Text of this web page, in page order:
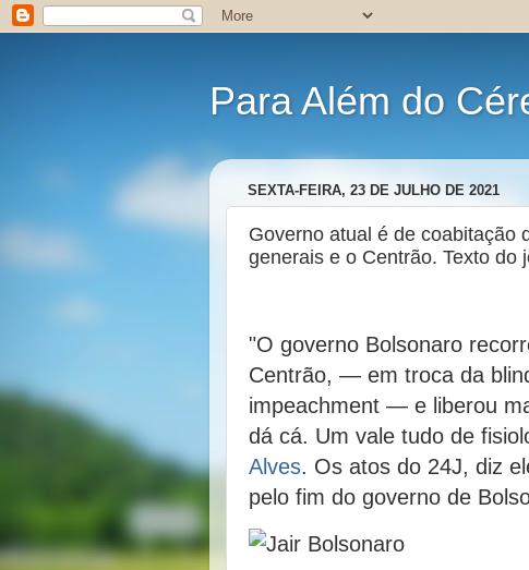
Para Além do
SEXTA-FEIRA, 23 DE JULHO DE 2021
Governo atual é de coabitação
generais e o Centrão. Texto do
"O governo Bolsonaro
Centrão, — em troca da
impeachment — e liberou
dá cá. Um vale tudo de
Alves. Os atos do 24J, diz
pelo fim do governo de